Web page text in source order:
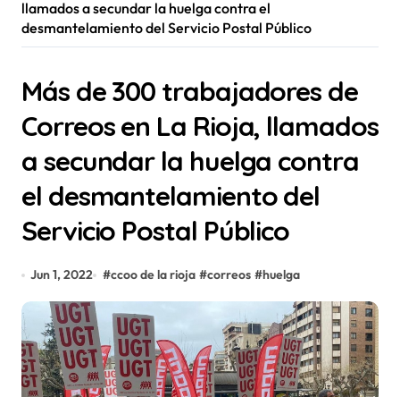
llamados a secundar la huelga contra el
desmantelamiento del Servicio Postal Público
Más de 300 trabajadores de
Correos en La Rioja, llamados
a secundar la huelga contra
el desmantelamiento del
Servicio Postal Público
Jun 1, 2022 #ccoo de la rioja #correos #huelga